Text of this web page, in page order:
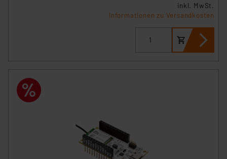
inkl. MwSt.
Informationen zu Versandkosten